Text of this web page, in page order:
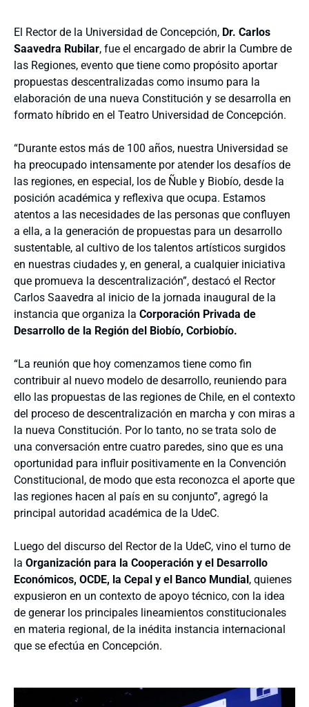
El Rector de la Universidad de Concepción, Dr. Carlos
Saavedra Rubilar, fue el encargado de abrir la Cumbre de
las Regiones, evento que tiene como propósito aportar
propuestas descentralizadas como insumo para la
elaboración de una nueva Constitución y se desarrolla en
formato híbrido en el Teatro Universidad de Concepción.
“Durante estos más de 100 años, nuestra Universidad se
ha preocupado intensamente por atender los desafíos de
las regiones, en especial, los de Ñuble y Biobío, desde la
posición académica y reflexiva que ocupa. Estamos
atentos a las necesidades de las personas que confluyen
a ella, a la generación de propuestas para un desarrollo
sustentable, al cultivo de los talentos artísticos surgidos
en nuestras ciudades y, en general, a cualquier iniciativa
que promueva la descentralización”, destacó el Rector
Carlos Saavedra al inicio de la jornada inaugural de la
instancia que organiza la Corporación Privada de
Desarrollo de la Región del Biobío, Corbiobío.
“La reunión que hoy comenzamos tiene como fin
contribuir al nuevo modelo de desarrollo, reuniendo para
ello las propuestas de las regiones de Chile, en el contexto
del proceso de descentralización en marcha y con miras a
la nueva Constitución. Por lo tanto, no se trata solo de
una conversación entre cuatro paredes, sino que es una
oportunidad para influir positivamente en la Convención
Constitucional, de modo que esta reconozca el aporte que
las regiones hacen al país en su conjunto”, agregó la
principal autoridad académica de la UdeC.
Luego del discurso del Rector de la UdeC, vino el turno de
la Organización para la Cooperación y el Desarrollo
Económicos, OCDE, la Cepal y el Banco Mundial , quienes
expusieron en un contexto de apoyo técnico, con la idea
de generar los principales lineamientos constitucionales
en materia regional, de la inédita instancia internacional
que se efectúa en Concepción.